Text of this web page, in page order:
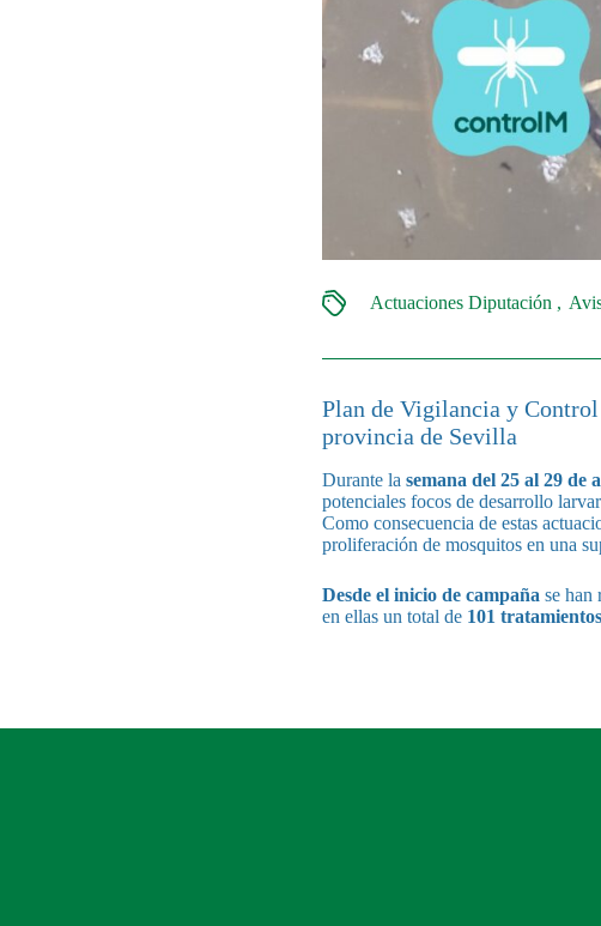
Actuaciones Diputación
Plan de Vigilancia y
provincia de Sevilla
Durante la semana del 25 al 29 de
potenciales focos de desarrollo
Como consecuencia de estas
proliferación de mosquitos en una
Desde el inicio de campaña se han
en ellas un total de 101 tratamientos